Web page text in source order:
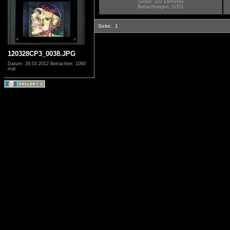
120328CP3_0038.JPG
Datum: 28.03.2012 Betrachtet: 1060
mal
Größe: 102 Elemente
Betrachtungen: 11351
Seite: 1